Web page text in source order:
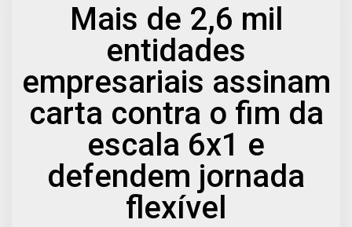
Mais de 2,6 mil
entidades
empresariais assinam
carta contra o fim da
escala 6x1 e
defendem jornada
flexível